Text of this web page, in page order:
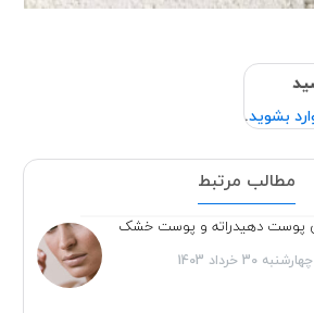
بشوید.
مطالب مرتبط
پوست دهیدراته و پوست خشک
چهارشنبه 30 خرداد 1403